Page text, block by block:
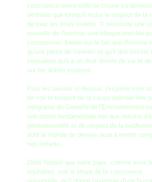
conscience universelle ne trouve sa
véritable que lorsqu'il inclut le respect de la
de tous les êtres vivants. Il nécessite une
nouvelle de l'homme, une éthique enrichie
compassion, basée sur le fait que l'homme
qu'une partie de l'univers et qu'il doit cesser
considérer qu'il a un droit illimité de vie et
sur les autres espèces.
Pour les raisons ci-dessus, j'exprime mon
de voir le respect de la cause animale être
intégrante du Grenelle de l'Environnement
une notion fondamentale liée aux notions
générationnelle et de respect de la
dont le monde de demain aura à rendre
nos enfants.
Dans l'espoir que notre pays, comme vous
souhaitez, soit le phare de la conscience